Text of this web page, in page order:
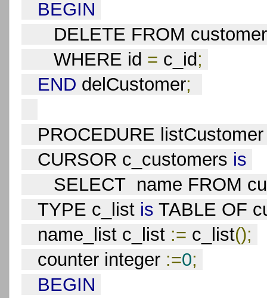
BEGIN
DELETE FROM
WHERE id = c_id;
END delCustomer;
PROCEDURE
CURSOR c_customers is
SELECT  name FROM
TYPE c_list is TABLE OF
name_list c_list := c_list();
counter integer :=0;
BEGIN